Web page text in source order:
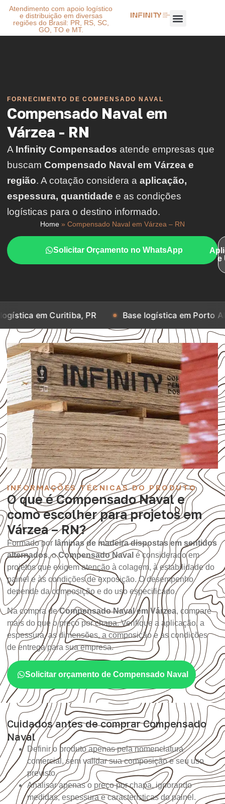
Atendimento com apoio logístico
e distribuição em diversas
regiões do Brasil: PR, RS, SC,
GO, TO e MT.
FORNECIMENTO DE COMPENSADO NAVAL
Compensado Naval em
Várzea - RN
A Infinity Compensados atende empresas que
buscam Compensado Naval em Várzea e
região. A cotação considera a aplicação,
espessura, quantidade e as condições
logísticas para o destino informado.
Home » Compensado Naval em Várzea – RN
Solicitar Orçamento no WhatsApp
e
Curitiba, PR Base logística em Porto Alegre, RS
INFORMAÇÕES TÉCNICAS DO PRODUTO
O que é Compensado Naval e
como escolher para projetos em
Várzea – RN?
Formado por lâminas de madeira dispostas em sentidos
alternados, oCompensado Naval é considerado em
projetos que exigem atenção à colagem, à estabilidade do
painel e às condições de exposição. O desempenho
depende da composição e do uso especificado.
Na compra deCompensado Naval em Várzea, compare
mais do que o preço por chapa. Verifique a aplicação, a
espessura, as dimensões, a composição e as condições
de entrega para sua empresa.
Solicitar orçamento de Compensado Naval
Cuidados antes de comprar Compensado
Naval
Definir o produto apenas pela nomenclatura
comercial, sem validar sua composição e seu uso
previsto.
Analisar apenas o preço por chapa, ignorando
medidas, espessura e características do painel.